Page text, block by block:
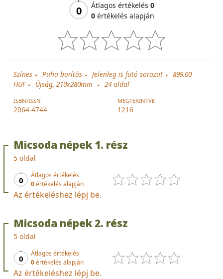
0 Átlagos értékelés 0
0 értékelés alapján
Színes Puha borítós Jelenleg is futó sorozat
899.00
HUF
Újság, 210x280mm 24oldal
ISBN/ISSN
2064-4744
MEGTEKINTVE
1216
Micsoda népek 1. rész
5 oldal
0
Átlagos értékelés
0értékelés alapján
Az értékeléshez lépj be.
Micsoda népek 2. rész
5 oldal
0
Átlagos értékelés
0értékelés alapján
Az értékeléshez lépj be.